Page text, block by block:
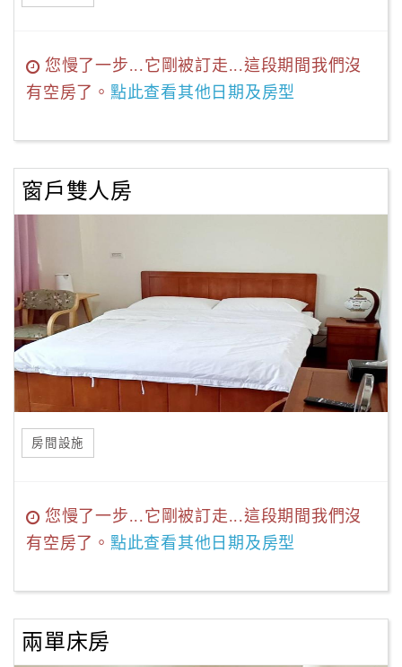
您慢了一步...它剛被訂走...這段期間我們沒
有空房了。 點此查看其他日期及房型
窗戶雙人房
房間設施
您慢了一步...它剛被訂走...這段期間我們沒
有空房了。 點此查看其他日期及房型
兩單床房